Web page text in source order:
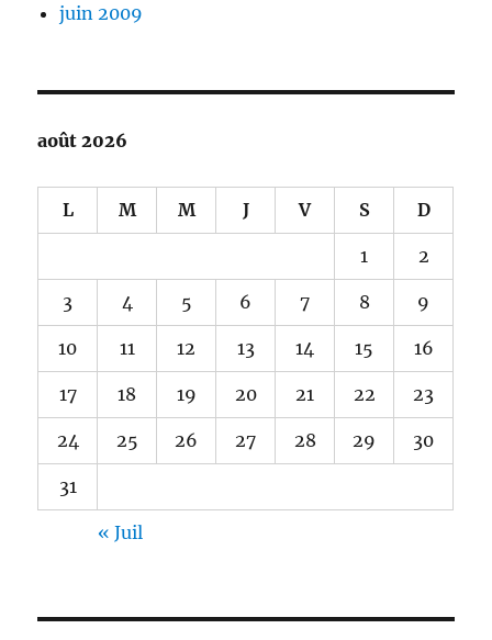
juin 2009
août 2026
L M M J V S D
1 2
3 4 5 6 7 8 9
10 11 12 13 14 15 16
17 18 19 20 21 22 23
24 25 26 27 28 29 30
31
« Juil